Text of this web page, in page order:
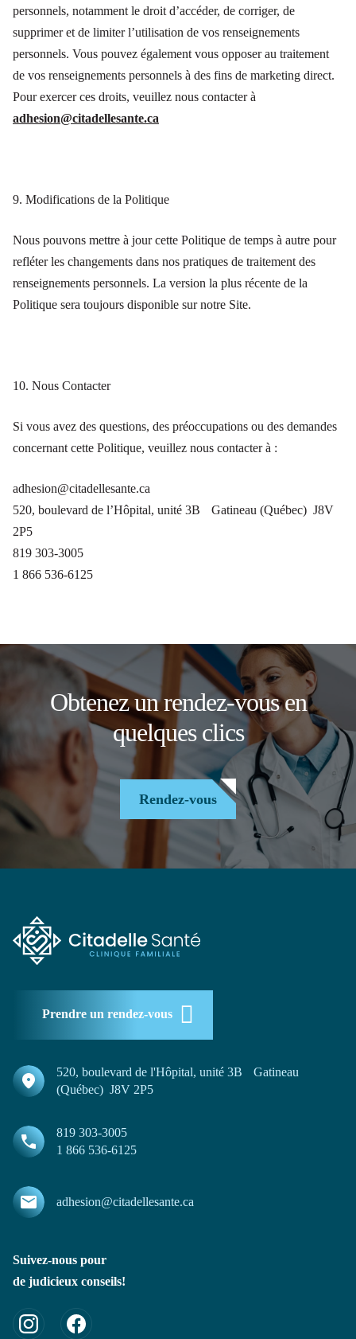
personnels, notamment le droit d’accéder, de corriger, de
supprimer et de limiter l’utilisation de vos renseignements
personnels. Vous pouvez également vous opposer au traitement
de vos renseignements personnels à des fins de marketing direct.
Pour exercer ces droits, veuillez nous contacter à
adhesion@citadellesante.ca
9. Modifications de la Politique
Nous pouvons mettre à jour cette Politique de temps à autre pour
refléter les changements dans nos pratiques de traitement des
renseignements personnels. La version la plus récente de la
Politique sera toujours disponible sur notre Site.
10. Nous Contacter
Si vous avez des questions, des préoccupations ou des demandes
concernant cette Politique, veuillez nous contacter à :
adhesion@citadellesante.ca
520, boulevard de l’Hôpital, unité 3B Gatineau (Québec) J8V
2P5
819 303-3005
1 866 536-6125
Obtenez un rendez-vous en
quelques clics
Rendez-vous
Prendre un rendez-vous
520, boulevard de l'Hôpital, unité 3B Gatineau
(Québec) J8V 2P5
819 303-3005
1 866 536-6125
adhesion@citadellesante.ca
Suivez-nous pour
de judicieux conseils!